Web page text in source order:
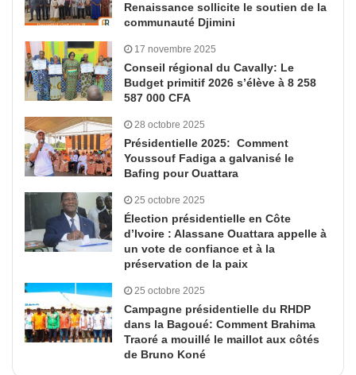
Renaissance sollicite le soutien de la
communauté Djimini
17 novembre 2025
Conseil régional du Cavally: Le
Budget primitif 2026 s’élève à 8 258
587 000 CFA
28 octobre 2025
Présidentielle 2025: Comment
Youssouf Fadiga a galvanisé le
Bafing pour Ouattara
25 octobre 2025
Élection présidentielle en Côte
d’Ivoire : Alassane Ouattara appelle à
un vote de confiance et à la
préservation de la paix
25 octobre 2025
Campagne présidentielle du RHDP
dans la Bagoué: Comment Brahima
Traoré a mouillé le maillot aux côtés
de Bruno Koné